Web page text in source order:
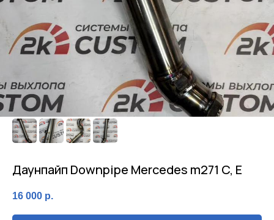
Даунпайп Downpipe Mercedes m271 C, E
16 000 р.